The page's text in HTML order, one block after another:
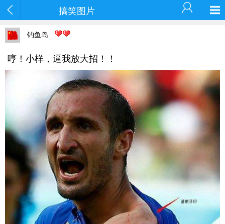
搞笑图片
钓鱼岛
哼！小样，逼我放大招！！